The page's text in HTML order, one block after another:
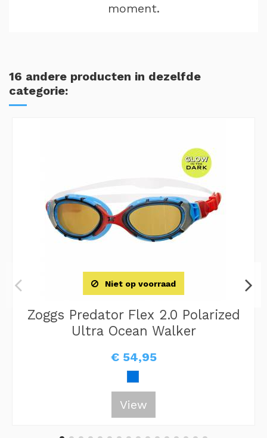
moment.
16 andere producten in dezelfde
categorie:
Niet op voorraad
Zoggs Predator Flex 2.0 Polarized
Ultra Ocean Walker
€ 54,95
View